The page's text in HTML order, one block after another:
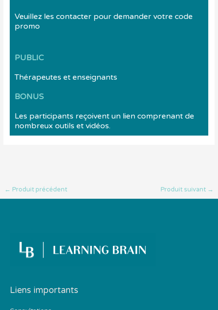
Veuillez les contacter pour demander votre code
promo
PUBLIC
Thérapeutes et enseignants
BONUS
Les participants reçoivent un lien comprenant de
nombreux outils et vidéos.
← Produit précédent Produit suivant →
Liens importants